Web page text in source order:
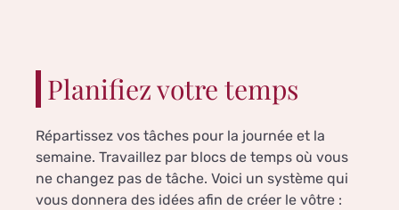
Planifiez votre temps
Répartissez vos tâches pour la journée et la
semaine. Travaillez par blocs de temps où vous
ne changez pas de tâche. Voici un système qui
vous donnera des idées afin de créer le vôtre :